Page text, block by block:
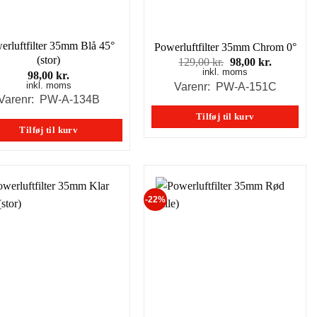
35mm Blå 45°
(stor)
98,00kr.
inkl. moms
PW-A-134B
Tilføj til kurv
Powerluftfilter 35mm Chrom 0°
129,00kr. Den
oprindelige
pris
129,00 kr..
98,00kr.
pris
98,00 kr..
inkl. moms
Varenr: PW-A-151C
Tilføj til kurv
-22%